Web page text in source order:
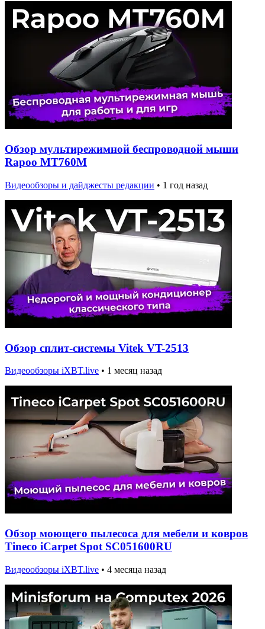
Обзор мультирежимной беспроводной мыши
Rapoo MT760M
Видеообзоры и дайджесты редакции • 1 год назад
Обзор сплит-системы Vitek VT-2513
Видеообзоры iXBT.live • 1 месяц назад
Обзор моющего пылесоса для мебели и ковров
Tineco iCarpet Spot SC051600RU
Видеообзоры iXBT.live • 4 месяца назад